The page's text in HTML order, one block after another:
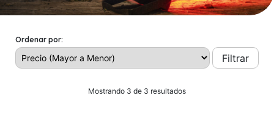
Ordenar por:
Filtrar
Mostrando 3 de 3 resultados